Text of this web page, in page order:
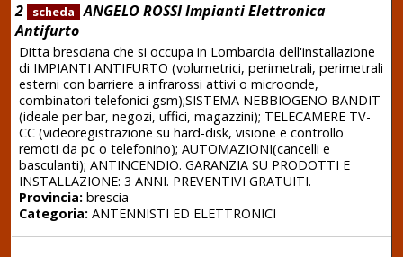
2 scheda ANGELO ROSSI Impianti Elettronica
Antifurto
Ditta bresciana che si occupa in Lombardia dell'installazione
di IMPIANTI ANTIFURTO (volumetrici, perimetrali, perimetrali
esterni con barriere a infrarossi attivi o microonde,
combinatori telefonici gsm);SISTEMA NEBBIOGENO BANDIT
(ideale per bar, negozi, uffici, magazzini); TELECAMERE TV-
CC (videoregistrazione su hard-disk, visione e controllo
remoti da pc o telefonino); AUTOMAZIONI(cancelli e
basculanti); ANTINCENDIO. GARANZIA SU PRODOTTI E
INSTALLAZIONE: 3 ANNI. PREVENTIVI GRATUITI.
Provincia:brescia
Categoria:ANTENNISTI ED ELETTRONICI